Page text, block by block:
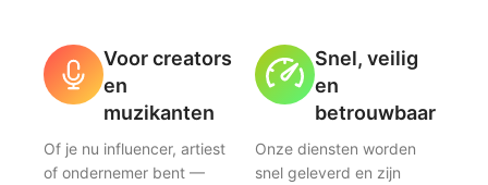
Voor creators
en
muzikanten
Of je nu influencer, artiest
of ondernemer bent —
Snel, veilig
en
betrouwbaar
Onze diensten worden
snel geleverd en zijn